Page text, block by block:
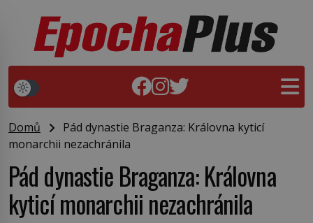
Domů
Pád dynastie Braganza: Královna kyticí
monarchii nezachránila
Pád dynastie Braganza: Královna
kyticí monarchii nezachránila